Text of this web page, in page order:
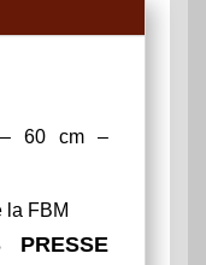
– 60 cm –
la FBM
PRESSE